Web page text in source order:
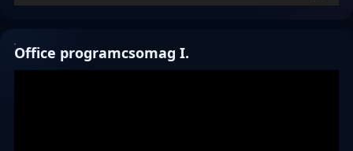
Office programcsomag I.